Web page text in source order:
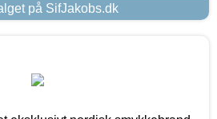
på SifJakobs.dk